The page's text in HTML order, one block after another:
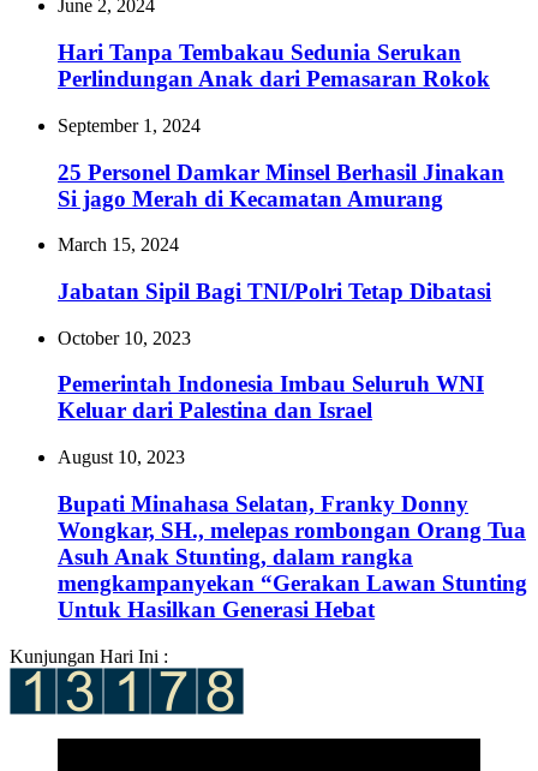
June 2, 2024
Hari Tanpa Tembakau Sedunia Serukan
Perlindungan Anak dari Pemasaran Rokok
September 1, 2024
25 Personel Damkar Minsel Berhasil Jinakan
Si jago Merah di Kecamatan Amurang
March 15, 2024
Jabatan Sipil Bagi TNI/Polri Tetap Dibatasi
October 10, 2023
Pemerintah Indonesia Imbau Seluruh WNI
Keluar dari Palestina dan Israel
August 10, 2023
Bupati Minahasa Selatan, Franky Donny
Wongkar, SH., melepas rombongan Orang Tua
Asuh Anak Stunting, dalam rangka
mengkampanyekan “Gerakan Lawan Stunting
Untuk Hasilkan Generasi Hebat
Kunjungan Hari Ini :